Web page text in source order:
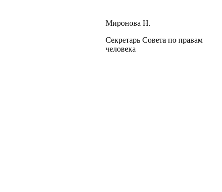
Миронова Н.
Секретарь Совета по правам
человека